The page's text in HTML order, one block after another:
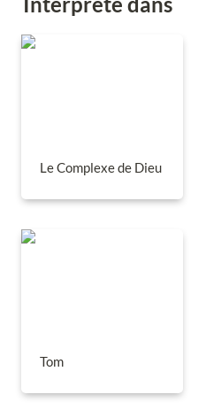
Le Complexe de Dieu
Le Complexe de Dieu
Tom
Tom